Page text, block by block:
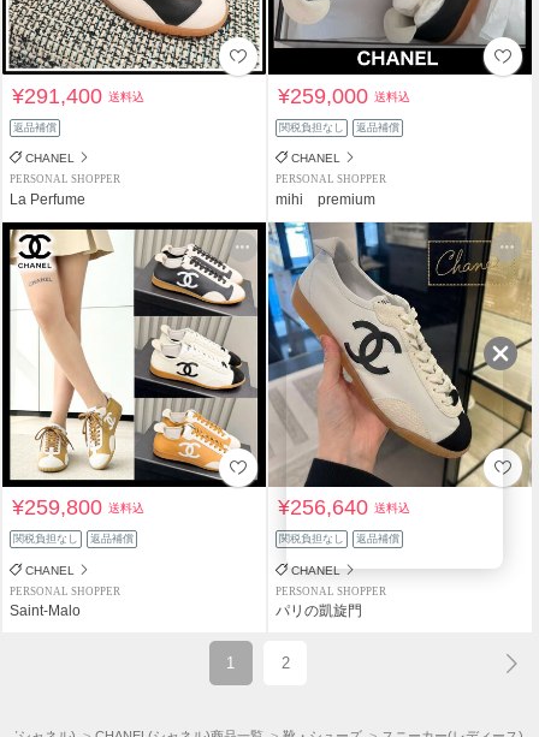
¥291,400送料込
返品補償
CHANEL
PERSONAL SHOPPER
La Perfume
¥259,000送料込
関税負担なし 返品補償
CHANEL
PERSONAL SHOPPER
mihi premium
¥259,800送料込
関税負担なし 返品補償
CHANEL
PERSONAL SHOPPER
Saint-Malo
¥256,640送料込
関税負担なし 返品補償
CHANEL
PERSONAL SHOPPER
パリの凱旋門
1 2